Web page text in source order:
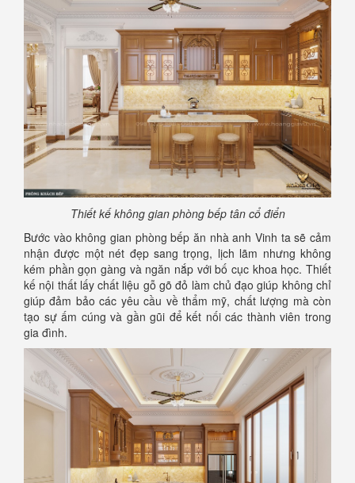
Thiết kế không gian phòng bếp tân cổ điển
Bước vào không gian phòng bếp ăn nhà anh Vinh ta sẽ cảm
nhận được một nét đẹp sang trọng, lịch lãm nhưng không
kém phần gọn gàng và ngăn nắp với bố cục khoa học. Thiết
kế nội thất lấy chất liệu gỗ gõ đỏ làm chủ đạo giúp không chỉ
giúp đảm bảo các yêu cầu về thẩm mỹ, chất lượng mà còn
tạo sự ấm cúng và gần gũi để kết nối các thành viên trong
gia đình.